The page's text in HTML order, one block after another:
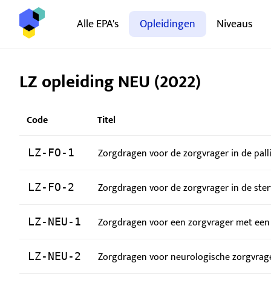
Alle EPA's Opleidingen Niveaus
LZ opleiding NEU (2022)
Code Titel
LZ-FO-1 Zorgdragen voor de zorgvrager in de
LZ-FO-2 Zorgdragen voor de zorgvrager in de
LZ-NEU-1 Zorgdragen voor een zorgvrager met
LZ-NEU-2 Zorgdragen voor neurologische